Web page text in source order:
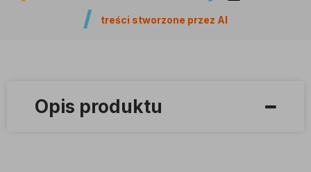
treści stworzone przez AI
Opis produktu